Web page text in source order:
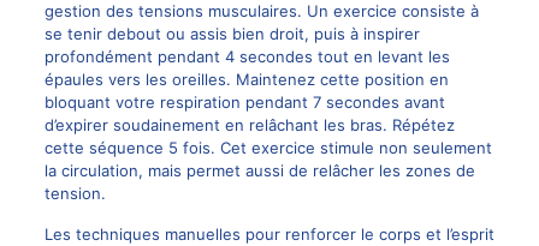
gestion des tensions musculaires. Un exercice consiste à
se tenir debout ou assis bien droit, puis à inspirer
profondément pendant 4 secondes tout en levant les
épaules vers les oreilles. Maintenez cette position en
bloquant votre respiration pendant 7 secondes avant
d’expirer soudainement en relâchant les bras. Répétez
cette séquence 5 fois. Cet exercice stimule non seulement
la circulation, mais permet aussi de relâcher les zones de
tension.
Les techniques manuelles pour renforcer le corps et l’esprit